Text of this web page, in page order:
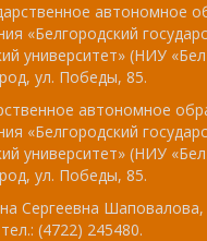
автономное
«Белгородский
университет» (НИУ
ул. Победы, 85.
автономное
«Белгородский
университет» (НИУ
ул. Победы, 85.
Сергеевна
(4722) 245480.